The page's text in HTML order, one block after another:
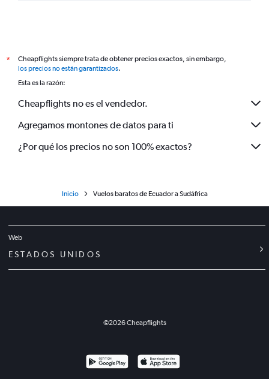
*
Cheapflights siempre trata de obtener precios exactos, sin embargo,
los precios no están garantizados.
Esta es la razón:
Cheapflights no es el vendedor.
Agregamos montones de datos para ti
¿Por qué los precios no son 100% exactos?
Inicio Vuelos baratos de Ecuador a Sudáfrica
Web
ESTADOS UNIDOS
©2026Cheapflights